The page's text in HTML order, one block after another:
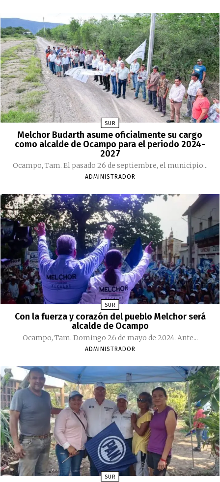
SUR
Melchor Budarth asume oficialmente su cargo
como alcalde de Ocampo para el periodo 2024-
2027
Ocampo, Tam. El pasado 26 de septiembre, el municipio...
ADMINISTRADOR
SUR
Con la fuerza y corazón del pueblo Melchor será
alcalde de Ocampo
Ocampo, Tam. Domingo 26 de mayo de 2024. Ante...
ADMINISTRADOR
SUR